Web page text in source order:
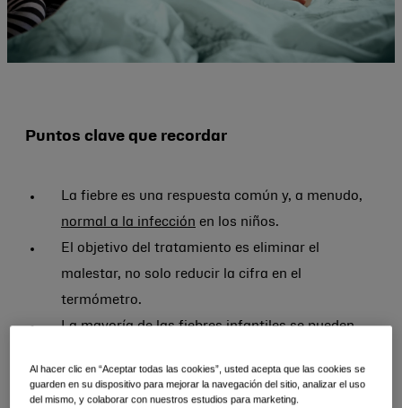
Puntos clave que recordar
La fiebre es una respuesta común y, a menudo,
normal a la infección en los niños.
El objetivo del tratamiento es eliminar el
malestar, no solo reducir la cifra en el
termómetro.
La mayoría de las fiebres infantiles se pueden
y medicamentos adecuados para reducir la
fiebre.
Al hacer clic en “Aceptar todas las cookies”, usted acepta que las cookies se
guarden en su dispositivo para mejorar la navegación del sitio, analizar el uso
del mismo, y colaborar con nuestros estudios para marketing.